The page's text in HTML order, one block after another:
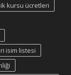
kursu ücretleri
isim listesi